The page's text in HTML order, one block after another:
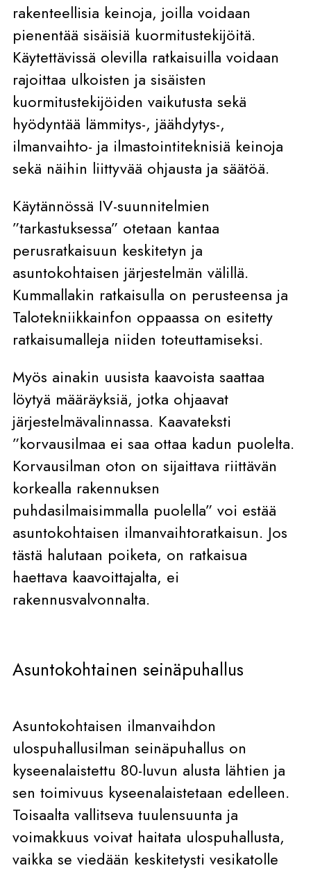
rakenteellisia keinoja, joilla voidaan
pienentää sisäisiä kuormitustekijöitä.
Käytettävissä olevilla ratkaisuilla voidaan
rajoittaa ulkoisten ja sisäisten
kuormitustekijöiden vaikutusta sekä
hyödyntää lämmitys-​, jäähdytys-​,
ilmanvaihto-​ ja ilmastointiteknisiä keinoja
sekä näihin liittyvää ohjausta ja säätöä.
Käytännössä IV-suunnitelmien
”tarkastuksessa” otetaan kantaa
perusratkaisuun keskitetyn ja
asuntokohtaisen järjestelmän välillä.
Kummallakin ratkaisulla on perusteensa ja
Talotekniikkainfon oppaassa on esitetty
ratkaisumalleja niiden toteuttamiseksi.
Myös ainakin uusista kaavoista saattaa
löytyä määräyksiä, jotka ohjaavat
järjestelmävalinnassa. Kaavateksti
”korvausilmaa ei saa ottaa kadun puolelta.
Korvausilman oton on sijaittava riittävän
korkealla rakennuksen
puhdasilmaisimmalla puolella” voi estää
asuntokohtaisen ilmanvaihtoratkaisun. Jos
tästä halutaan poiketa, on ratkaisua
haettava kaavoittajalta, ei
rakennusvalvonnalta.
Asuntokohtainen seinäpuhallus
Asuntokohtaisen ilmanvaihdon
ulospuhallusilman seinäpuhallus on
kyseenalaistettu 80-luvun alusta lähtien ja
sen toimivuus kyseenalaistetaan edelleen.
Toisaalta vallitseva tuulensuunta ja
voimakkuus voivat haitata ulospuhallusta,
vaikka se viedään keskitetysti vesikatolle